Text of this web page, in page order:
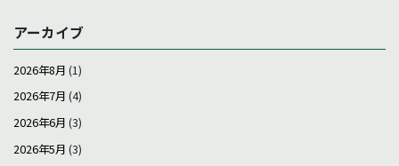
アーカイブ
2026年8月 (1)
2026年7月 (4)
2026年6月 (3)
2026年5月 (3)